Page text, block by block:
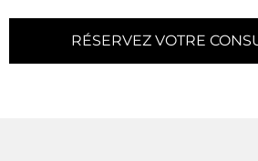
RÉSERVEZ VOTRE